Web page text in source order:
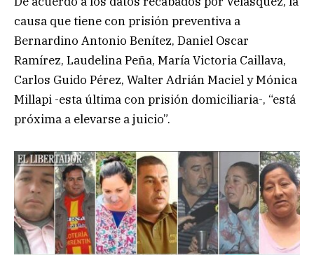
causa que tiene con prisión preventiva a
Bernardino Antonio Benítez, Daniel Oscar
Ramírez, Laudelina Peña, María Victoria Caillava,
Carlos Guido Pérez, Walter Adrián Maciel y Mónica
Millapi -esta última con prisión domiciliaria-, “está
próxima a elevarse a juicio”.